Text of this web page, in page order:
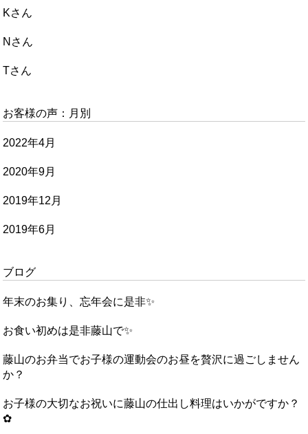
Kさん
Nさん
Tさん
お客様の声：月別
2022年4月
2020年9月
2019年12月
2019年6月
ブログ
年末のお集り、忘年会に是非✨
お食い初めは是非藤山で✨
藤山のお弁当でお子様の運動会のお昼を贅沢に過ごしません
か？
お子様の大切なお祝いに藤山の仕出し料理はいかがですか？
✿